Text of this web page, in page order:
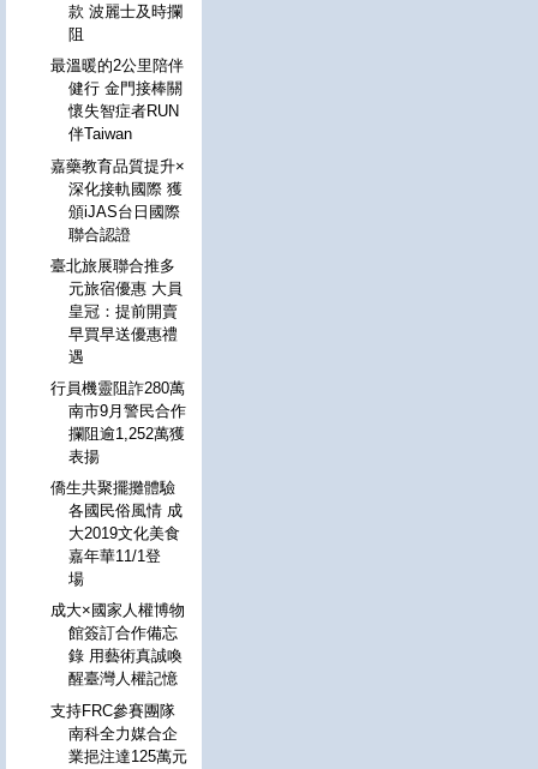
款 波麗士及時攔
阻
最溫暖的2公里陪伴
健行 金門接棒關
懷失智症者RUN
伴Taiwan
嘉藥教育品質提升×
深化接軌國際 獲
頒iJAS台日國際
聯合認證
臺北旅展聯合推多
元旅宿優惠 大員
皇冠：提前開賣
早買早送優惠禮
遇
行員機靈阻詐280萬
南市9月警民合作
攔阻逾1,252萬獲
表揚
僑生共聚擺攤體驗
各國民俗風情 成
大2019文化美食
嘉年華11/1登
場
成大×國家人權博物
館簽訂合作備忘
錄 用藝術真誠喚
醒臺灣人權記憶
支持FRC參賽團隊
南科全力媒合企
業挹注達125萬元